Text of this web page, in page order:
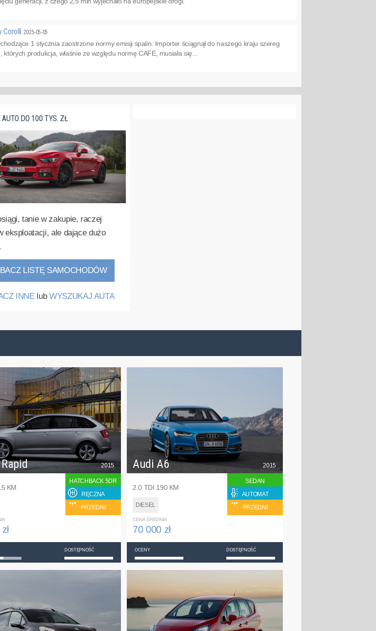
Corolli 2025-05-05
1 stycznia zaostrzone normy emisji spalin. Importer ściągnął do naszego kraju szereg
produkcja, właśnie ze względu normę CAFE, musiała się...
AUTO DO 100 TYS. ZŁ
tanie w zakupie, raczej
eksploatacji, ale dające dużo
LISTĘ SAMOCHODÓW
INNElub WYSZUKAJ AUTA
KM
2015
HATCHBACK 5DR
RĘCZNA
PRZEDNI
DOSTĘPNOŚĆ
Audi A6
2.0 TDI 190 KM
DIESEL
2015
SEDAN
AUTOMAT
PRZEDNI
CENA ŚREDNIA
70 000 zł
OCENY DOSTĘPNOŚĆ